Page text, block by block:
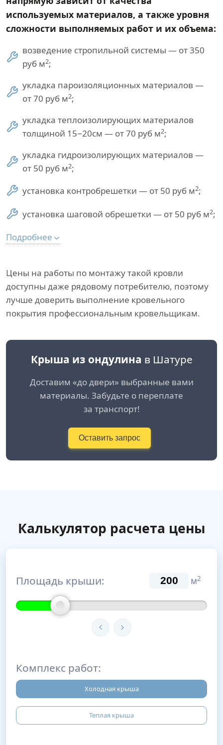
используемых материалов, а также уровня
сложности выполняемых работ и их объема:
возведение стропильной системы — от 350
руб м2;
укладка пароизоляционных материалов —
от 70 руб м2;
укладка теплоизолирующих материалов
толщиной 15−20см — от 70 руб м2;
укладка гидроизолирующих материалов —
от 50 руб м2;
установка контробрешетки — от 50 руб м2;
установка шаговой обрешетки — от 50 руб м2;
Подробнее
Цены на работы по монтажу такой кровли
доступны даже рядовому потребителю, поэтому
лучше доверить выполнение кровельного
покрытия профессиональным кровельщикам.
Крыша из ондулина в Шатуре
Доставим «до двери» выбранные вами
материалы. Забудьте о переплате
за транспорт!
Оставить запрос
Калькулятор расчета цены
Площадь крыши: м2
Комплекс работ:
Холодная крыша
Теплая крыша